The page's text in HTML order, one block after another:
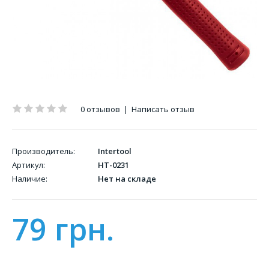
0 отзывов | Написать отзыв
Производитель:
Intertool
Артикул:
HT-0231
Наличие:
Нет на складе
79 грн.